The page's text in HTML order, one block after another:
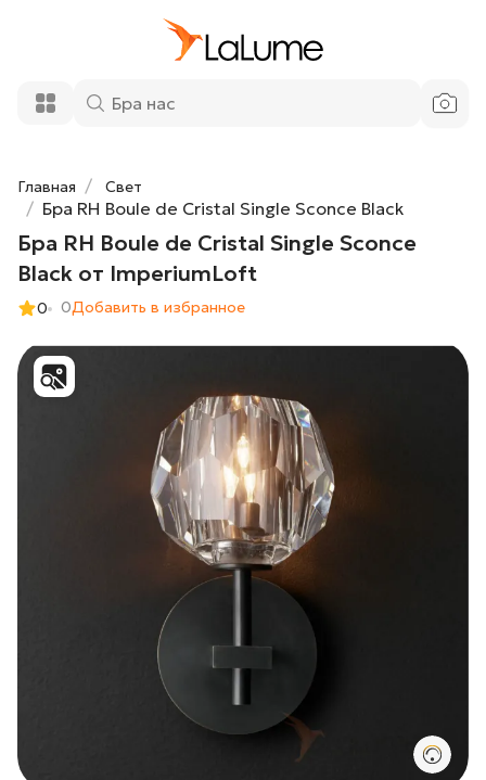
Главная Свет
Бра RH Boule de Cristal Single Sconce Black
Бра RH Boule de Cristal Single Sconce
Black от ImperiumLoft
0 0Добавить в избранное
Black от ImperiumLoft